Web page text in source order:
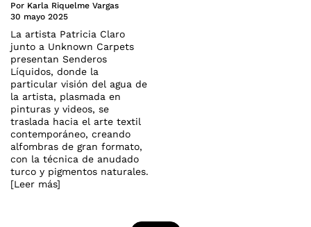
Por Karla Riquelme Vargas
30 mayo 2025
La artista Patricia Claro
junto a Unknown Carpets
presentan Senderos
Líquidos, donde la
particular visión del agua de
la artista, plasmada en
pinturas y videos, se
traslada hacia el arte textil
contemporáneo, creando
alfombras de gran formato,
con la técnica de anudado
turco y pigmentos naturales.
[Leer más]